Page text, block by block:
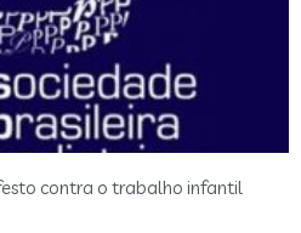
contra o trabalho infantil